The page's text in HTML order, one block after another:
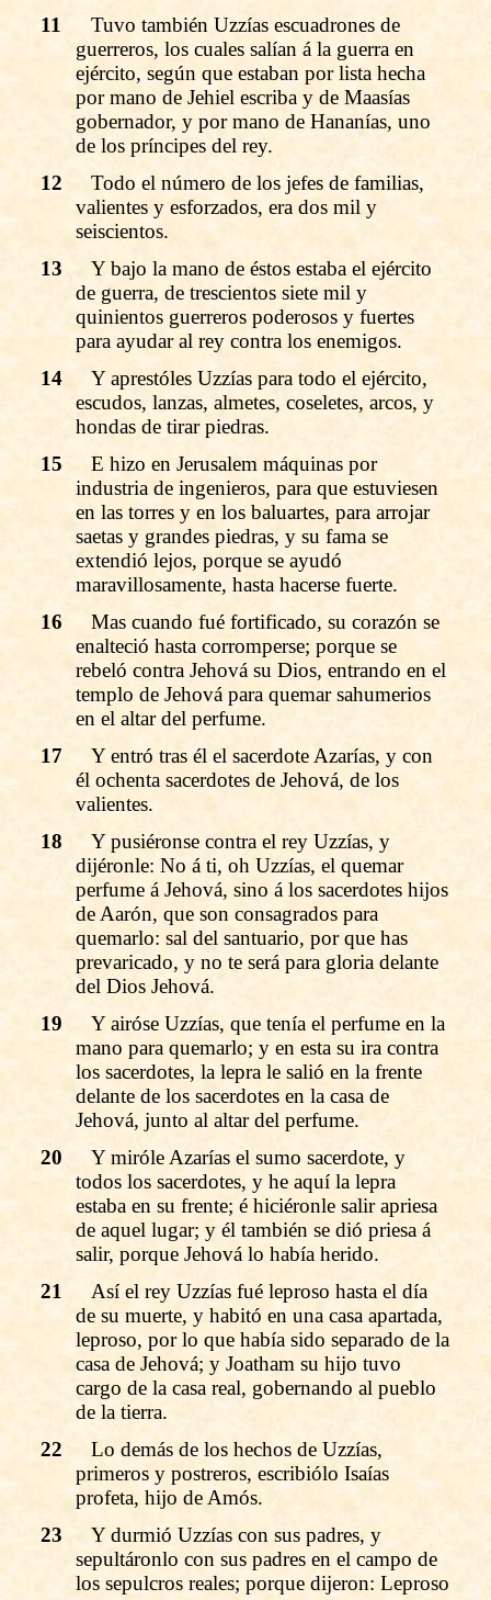
11
Tuvo también Uzzías escuadrones de
guerreros, los cuales salían á la guerra en
ejército, según que estaban por lista hecha
por mano de Jehiel escriba y de Maasías
gobernador, y por mano de Hananías, uno
de los príncipes del rey.
12
Todo el número de los jefes de familias,
valientes y esforzados, era dos mil y
seiscientos.
13
Y bajo la mano de éstos estaba el ejército
de guerra, de trescientos siete mil y
quinientos guerreros poderosos y fuertes
para ayudar al rey contra los enemigos.
14
Y aprestóles Uzzías para todo el ejército,
escudos, lanzas, almetes, coseletes, arcos, y
hondas de tirar piedras.
15
E hizo en Jerusalem máquinas por
industria de ingenieros, para que estuviesen
en las torres y en los baluartes, para arrojar
saetas y grandes piedras, y su fama se
extendió lejos, porque se ayudó
maravillosamente, hasta hacerse fuerte.
16
Mas cuando fué fortificado, su corazón se
enalteció hasta corromperse; porque se
rebeló contra Jehová su Dios, entrando en el
templo de Jehová para quemar sahumerios
en el altar del perfume.
17
Y entró tras él el sacerdote Azarías, y con
él ochenta sacerdotes de Jehová, de los
valientes.
18
Y pusiéronse contra el rey Uzzías, y
dijéronle: No á ti, oh Uzzías, el quemar
perfume á Jehová, sino á los sacerdotes hijos
de Aarón, que son consagrados para
quemarlo: sal del santuario, por que has
prevaricado, y no te será para gloria delante
del Dios Jehová.
19
Y airóse Uzzías, que tenía el perfume en la
mano para quemarlo; y en esta su ira contra
los sacerdotes, la lepra le salió en la frente
delante de los sacerdotes en la casa de
Jehová, junto al altar del perfume.
20
Y miróle Azarías el sumo sacerdote, y
todos los sacerdotes, y he aquí la lepra
estaba en su frente; é hiciéronle salir apriesa
de aquel lugar; y él también se dió priesa á
salir, porque Jehová lo había herido.
21
Así el rey Uzzías fué leproso hasta el día
de su muerte, y habitó en una casa apartada,
leproso, por lo que había sido separado de la
casa de Jehová; y Joatham su hijo tuvo
cargo de la casa real, gobernando al pueblo
de la tierra.
22
Lo demás de los hechos de Uzzías,
primeros y postreros, escribiólo Isaías
profeta, hijo de Amós.
23
Y durmió Uzzías con sus padres, y
sepultáronlo con sus padres en el campo de
los sepulcros reales; porque dijeron: Leproso